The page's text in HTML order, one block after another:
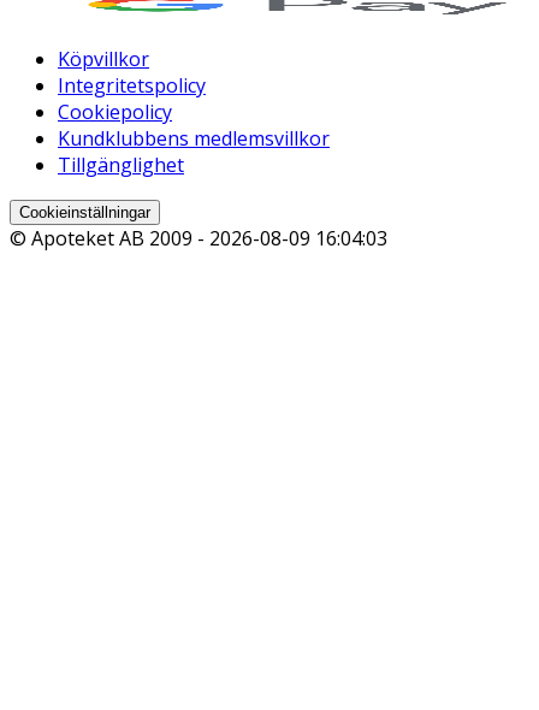
Köpvillkor
Integritetspolicy
Cookiepolicy
Kundklubbens medlemsvillkor
Tillgänglighet
Cookieinställningar
© Apoteket AB 2009 - 2026-08-09 16:04:03